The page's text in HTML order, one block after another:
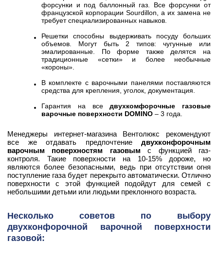
форсунки и под баллонный газ. Все форсунки от
французской корпорации Sourdillon, а их замена не
требует специализированных навыков.
Решетки способны выдерживать посуду больших
объемов. Могут быть 2 типов: чугунные или
эмалированные. По форме также делятся на
традиционные «сетки» и более необычные
«короны».
В комплекте с варочными панелями поставляются
средства для крепления, уголок, документация.
Гарантия на вседвухкомфорочные газовые
варочные поверхности DOMINO – 3 года.
Менеджеры интернет-магазина Вентолюкс рекомендуют
все же отдавать предпочтение двухконфорочным
варочным поверхностям газовым с функцией газ-
контроля. Такие поверхности на 10-15% дороже, но
являются более безопасными, ведь при отсутствии огня
поступление газа будет перекрыто автоматически. Отлично
поверхности с этой функцией подойдут для семей с
небольшими детьми или людьми преклонного возраста.
Несколько советов по выбору
двухконфорочной варочной поверхности
газовой: